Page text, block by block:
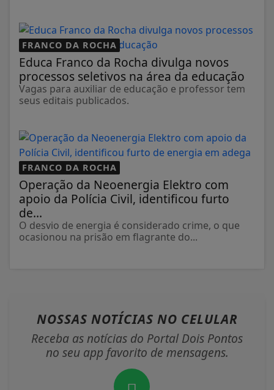
FRANCO DA ROCHA
Educa Franco da Rocha divulga novos
processos seletivos na área da educação
Vagas para auxiliar de educação e professor tem
seus editais publicados.
FRANCO DA ROCHA
Operação da Neoenergia Elektro com
apoio da Polícia Civil, identificou furto
de...
O desvio de energia é considerado crime, o que
ocasionou na prisão em flagrante do...
NOSSAS NOTÍCIAS NO CELULAR
Receba as notícias do Portal Dois Pontos
no seu app favorito de mensagens.